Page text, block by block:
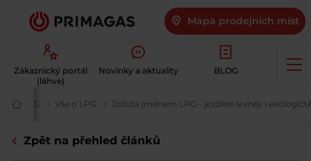
Mapa prodejních míst
Zákaznický portál
(láhve)
Novinky a aktuality BLOG
Váš
|
BLOG PRIMA BLOG – novinky ze světa LPG na jednom místě |
Vše o LPG Vše o LPG | PRIMAGAS
Jistota jménem LPG - jezděte levněji i
Zpět na přehled článků